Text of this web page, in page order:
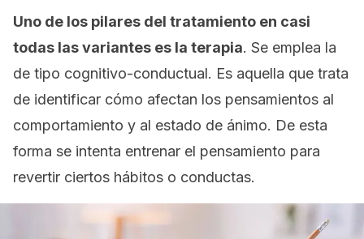
Uno de los pilares del tratamiento en casi
todas las variantes es la terapia. Se emplea la
de tipo cognitivo-conductual. Es aquella que trata
de identificar cómo afectan los pensamientos al
comportamiento y al estado de ánimo. De esta
forma se intenta entrenar el pensamiento para
revertir ciertos hábitos o conductas.